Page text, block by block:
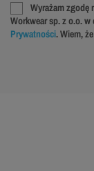
Wyrażam zgodę
Workwear sp. z o.o.
Prywatności. Wiem,